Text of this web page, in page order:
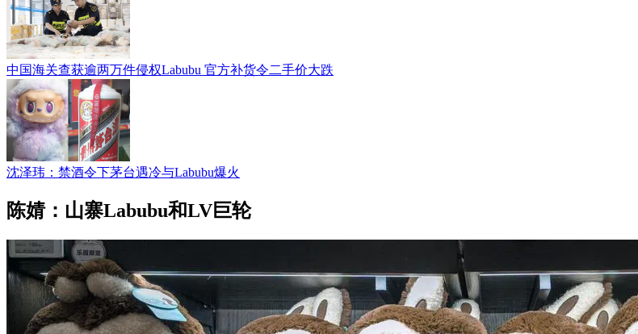
中国海关查获逾两万件侵权Labubu 官方补货令二手价大跌
沈泽玮：禁酒令下茅台遇冷与Labubu爆火
陈婧：山寨Labubu和LV巨轮